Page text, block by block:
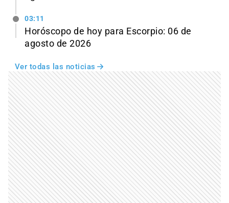
03:11
Horóscopo de hoy para Escorpio: 06 de
agosto de 2026
Ver todas las noticias